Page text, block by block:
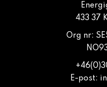
433 37
Org nr:
E-post: